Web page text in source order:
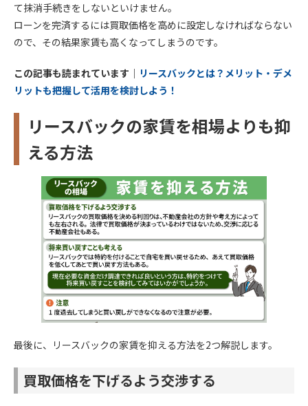
て抹消手続きをしないといけません。
ローンを完済するには買取価格を高めに設定しなければならない
ので、その結果家賃も高くなってしまうのです。
この記事も読まれています｜ リースバックとは？メリット・デメ
リットも把握して活用を検討しよう！
リースバックの家賃を相場よりも抑
える方法
最後に、リースバックの家賃を抑える方法を2つ解説します。
買取価格を下げるよう交渉する